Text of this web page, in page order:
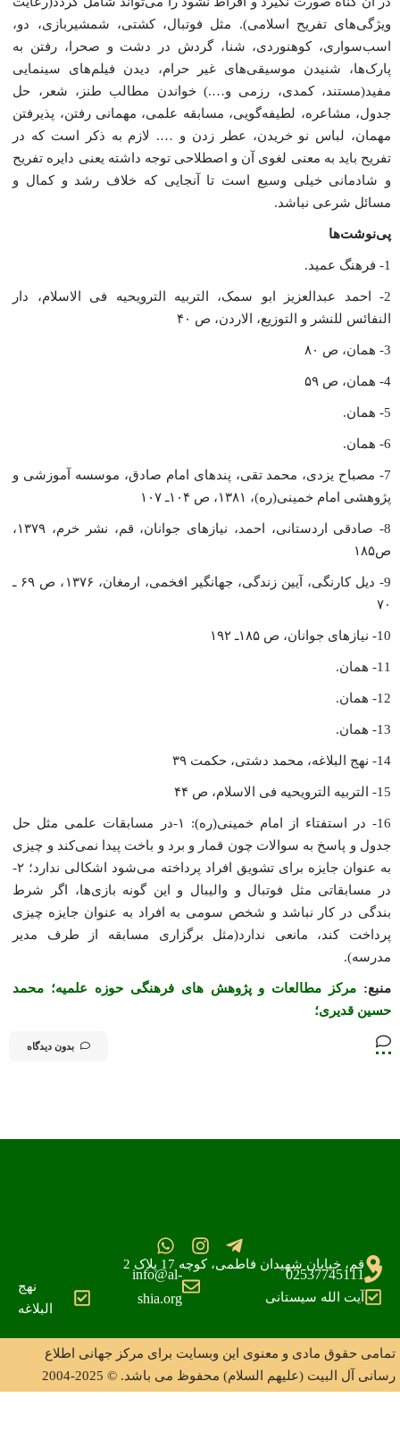
ویژگى‌هاى تفریح اسلامى). مثل فوتبال، کشتى، شمشیربازى، دو،
اسب‌سوارى، کوهنوردى، شنا، گردش در دشت و صحرا، رفتن به
پارک‌ها، شنیدن موسیقى‌هاى غیر حرام، دیدن فیلم‌هاى سینمایى
مفید(مستند، کمدى، رزمى و….) خواندن مطالب طنز، شعر، حل
جدول، مشاعره، لطیفه‌گویى، مسابقه علمى، مهمانى رفتن، پذیرفتن
مهمان، لباس نو خریدن، عطر زدن و …. لازم به ذکر است که در
تفریح باید به معنى لغوى آن و اصطلاحى توجه داشته یعنى دایره تفریح
و شادمانى خیلى وسیع است تا آنجایى که خلاف رشد و کمال و
مسائل شرعى نباشد.
پی‌نوشت‌ها
1- فرهنگ عمید.
2- احمد عبدالعزیز ابو سمک، التربیه الترویحیه فى الاسلام، دار
النفائس للنشر و التوزیع، الاردن، ص ۴۰
3- همان، ص ۸۰
4- همان، ص ۵۹
5- همان.
6- همان.
7- مصباح یزدى، محمد تقى، پندهاى امام صادق، موسسه آموزشى و
پژوهشى امام خمینى(ره)، ۱۳۸۱، ص ۱۰۴ـ ۱۰۷
8- صادقى اردستانى، احمد، نیازهاى جوانان، قم، نشر خرم، ۱۳۷۹،
ص۱۸۵
9- دیل کارنگى، آیین زندگى، جهانگیر افخمى، ارمغان، ۱۳۷۶، ص ۶۹ ـ
۷۰
10- نیازهاى جوانان، ص ۱۸۵ـ ۱۹۲
11- همان.
12- همان.
13- همان.
14- نهج البلاغه، محمد دشتى، حکمت ۳۹
15- التربیه الترویحیه فى الاسلام، ص ۴۴
16- در استفتاء از امام خمینى(ره): ۱-در مسابقات علمى مثل حل
جدول و پاسخ به سوالات چون قمار و برد و باخت پیدا نمى‌کند و چیزى
به عنوان جایزه براى تشویق افراد پرداخته مى‌شود اشکالى ندارد؛ ۲-
در مسابقاتى مثل فوتبال و والیبال و این گونه بازى‌ها، اگر شرط
بندگى در کار نباشد و شخص سومى به افراد به عنوان جایزه چیزى
پرداخت کند، مانعى ندارد(مثل برگزارى مسابقه از طرف مدیر
مدرسه).
منبع: مرکز مطالعات و پژوهش های فرهنگی حوزه علمیه؛ محمد
حسین قدیرى؛
بدون دیدگاه
قم، خیابان شهیدان فاطمی، کوچه 17 پلاک 2
02537745111
آیت الله سیستانی
info@al-
shia.org
نهج
البلاغه
تمامی حقوق مادی و معنوی این وبسایت برای مرکز جهانی اطلاع
رسانی آل البیت (علیهم السلام) محفوظ می باشد. © 2025-2004